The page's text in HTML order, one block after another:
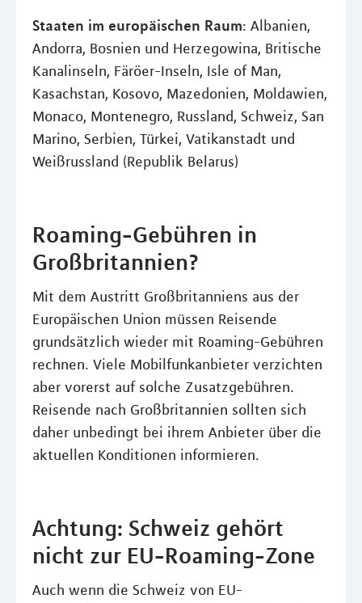
Staaten im europäischen Raum: Albanien,
Andorra, Bosnien und Herzegowina, Britische
Kanalinseln, Färöer-Inseln, Isle of Man,
Kasachstan, Kosovo, Mazedonien, Moldawien,
Monaco, Montenegro, Russland, Schweiz, San
Marino, Serbien, Türkei, Vatikanstadt und
Weißrussland (Republik Belarus)
Roaming-Gebühren in
Großbritannien?
Mit dem Austritt Großbritanniens aus der
Europäischen Union müssen Reisende
grundsätzlich wieder mit Roaming-Gebühren
rechnen. Viele Mobilfunkanbieter verzichten
aber vorerst auf solche Zusatzgebühren.
Reisende nach Großbritannien sollten sich
daher unbedingt bei ihrem Anbieter über die
aktuellen Konditionen informieren.
Achtung: Schweiz gehört
nicht zur EU-Roaming-Zone
Auch wenn die Schweiz von EU-